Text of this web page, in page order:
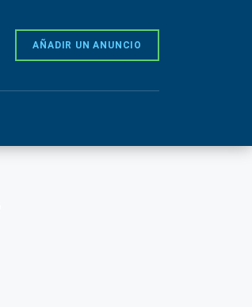
AÑADIR UN ANUNCIO